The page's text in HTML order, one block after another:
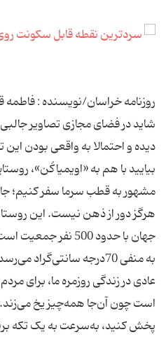
روزنامه خراسان/نویسنده : فاطمه
شاید در فضای مجازی تصاویر جالبی
دیده و احتمالا به واقعی بودن
بیایید با هم به «اویمیاکُن»،
مشهور به قطب سرما سفر ‌کنیم؛
هرگز دور از ذهن نیست. این
جهان با حدود 500
به منفی 70درجه سانتی‌گراد
عادی در زندگی روزمره ما، برای
است چون آن‌جا همه‌چیز یخ می‌زند.
پخش کنید، به‌سرعت به یک تکه